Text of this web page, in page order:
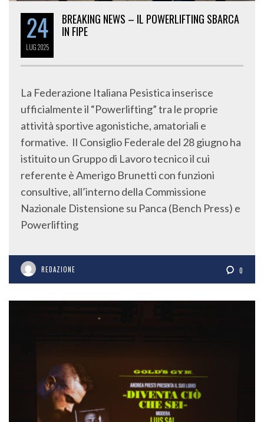
24
LUG2025
BREAKING NEWS – IL POWERLIFTING SBARCA
IN FIPE
La Federazione Italiana Pesistica inserisce
ufficialmente il “Powerlifting” tra le proprie
attività sportive agonistiche, amatoriali e
formative. Il Consiglio Federale del 28 giugno ha
istituito un Gruppo di Lavoro tecnico il cui
referente è Amerigo Brunetti con funzioni
consultive, all’interno della Commissione
Nazionale Distensione su Panca (Bench Press) e
Powerlifting
REDAZIONE 0